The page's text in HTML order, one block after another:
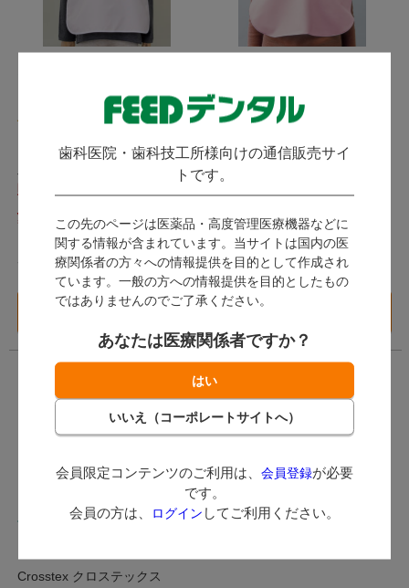
歯科医院・歯科技工所様向けの通信販売サイ
トです。
この先のページは医薬品・高度管理医療機器などに
関する情報が含まれています。当サイトは国内の医
療関係者の方々への情報提供を目的として作成され
ています。一般の方への情報提供を目的としたもの
ではありませんのでご了承ください。
あなたは医療関係者ですか？
会員限定コンテンツのご利用は、 会員登録が必要
です。
会員の方は、
ログイン してご利用ください。
3件
モンブラン / 制菌加工と防汚加
工で衛生的! 安心のロングタイ
1,078
（税込）～
4ポイント～
バリエーション一覧
KAZEN カゼン / 吸水性に優
れ、下まで通さない素材(パナ
ニット)を使った、 使いやすい
布製エプロンです。
販売終了
1,379
（税込）～
6ポイント～
バリエーション一覧
ナイロンペーシェントエ
Crosstex クロステックス